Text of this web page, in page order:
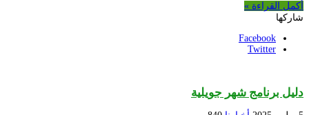
أكمل القراءة »
شاركها
Facebook
Twitter
دليل برنامج شهر جويلية